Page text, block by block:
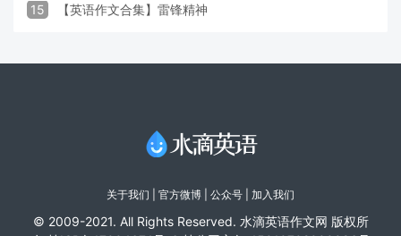
15 【英语作文合集】雷锋精神
关于我们 官方微博 | 公众号 | 加入我们
© 2009-2021. All Rights Reserved. 水滴英语作文网 版权所